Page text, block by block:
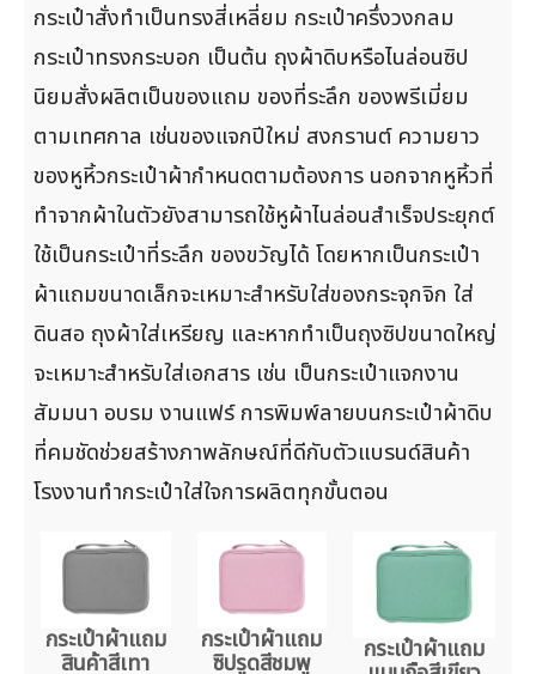
กระเป๋าสั่งทำเป็นทรงสี่เหลี่ยม กระเป๋าครึ่งวงกลม
กระเป๋าทรงกระบอก เป็นต้น ถุงผ้าดิบหรือไนล่อนซิป
นิยมสั่งผลิตเป็นของแถม ของที่ระลึก ของพรีเมี่ยม
ตามเทศกาล เช่นของแจกปีใหม่ สงกรานต์ ความยาว
ของหูหิ้วกระเป๋าผ้ากำหนดตามต้องการ นอกจากหูหิ้วที่
ทำจากผ้าในตัวยังสามารถใช้หูผ้าไนล่อนสำเร็จประยุกต์
ใช้เป็นกระเป๋าที่ระลึก ของขวัญได้ โดยหากเป็นกระเป๋า
ผ้าแถมขนาดเล็กจะเหมาะสำหรับใส่ของกระจุกจิก ใส่
ดินสอ ถุงผ้าใส่เหรียญ และหากทำเป็นถุงซิปขนาดใหญ่
จะเหมาะสำหรับใส่เอกสาร เช่น เป็นกระเป๋าแจกงาน
สัมมนา อบรม งานแฟร์ การพิมพ์ลายบนกระเป๋าผ้าดิบ
ที่คมชัดช่วยสร้างภาพลักษณ์ที่ดีกับตัวแบรนด์สินค้า
โรงงานทำกระเป๋าใส่ใจการผลิตทุกขั้นตอน
กระเป๋าผ้าแถม
สินค้าสีเทา
กระเป๋าผ้าแถม
ซิปรูดสีชมพู กระเป๋าผ้าแถม